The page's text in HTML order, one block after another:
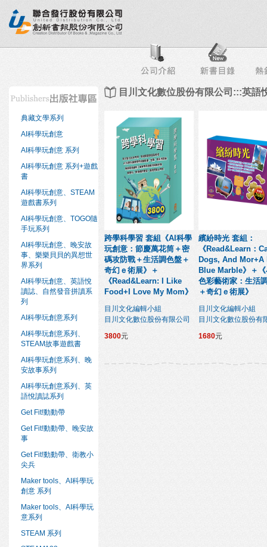
榜 出版社專區 書店專區 目錄下載 會員服務
典藏文學系列
AI科學玩創意
AI科學玩創意 系列
AI科學玩創意 系列+遊戲
書
AI科學玩創意、STEAM
遊戲書系列
AI科學玩創意、TOGO隨
手玩系列
AI科學玩創意、晚安故
事、樂樂貝貝的異想世
界系列
AI科學玩創意、英語悅
讀誌、自然發音拼讀系
列
AI科學玩創意系列
AI科學玩創意系列、
STEAM故事遊戲書
AI科學玩創意系列、晚
安故事系列
AI科學玩創意系列、英
語悅讀誌系列
Get Fit!動動帶
Get Fit!動動帶、晚安故
事
Get Fit!動動帶、衛教小
尖兵
Maker tools、AI科學玩
創意 系列
Maker tools、AI科學玩
意系列
STEAM 系列
目川文化數位股份有限公司:::英語
跨學科學習 套組《AI科學
玩創意：節慶萬花筒＋密
碼攻防戰＋生活調色盤＋
奇幻ｅ術展》＋
《Read&Learn: I Like
Food+I Love My Mom》
目川文化編輯小組
目川文化數位股份有限公司
3800元
繽紛時光 套組：
《Read&Learn：
Dogs, And Mor+A
Blue Marble》＋
色彩藝術家：生活
＋奇幻ｅ術展》
目川文化編輯小組
目川文化數位股份有
1680元